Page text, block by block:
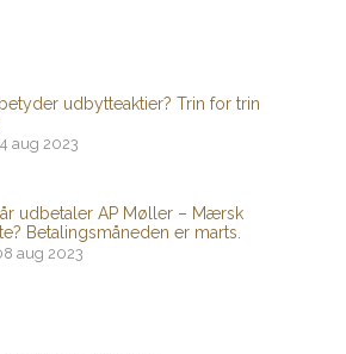
udbytteaktier? Trin for trin
aug 2023
udbetaler AP Møller – Mærsk
Betalingsmåneden er marts.
aug 2023